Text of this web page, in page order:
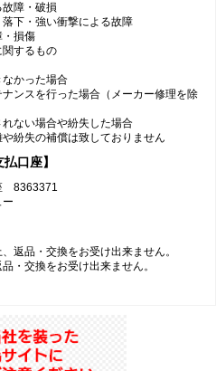
故障・破損
下・強い衝撃による故障
・損傷
関するもの
なかった場合
ンスを行った場合（メーカー修理を除
ない場合や紛失した場合
紛失の補償は致しておりません
口座】
8363371
返品・交換をお受け出来ません。
・交換をお受け出来ません。